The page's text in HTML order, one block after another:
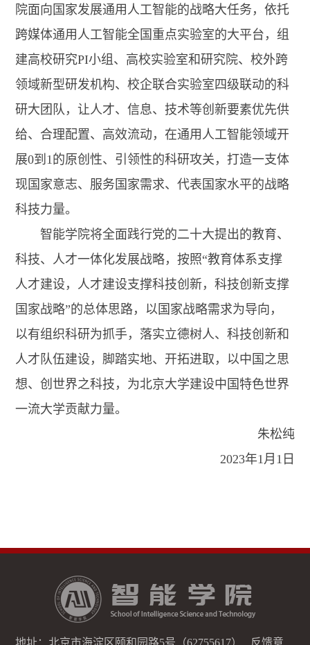
院面向国家发展通用人工智能的战略大任务，依托
跨媒体通用人工智能全国重点实验室的大平台，组
建高校研究PI小组、高校实验室和研究院、校外跨
领域新型研发机构、校企联合实验室四级联动的科
研大团队，让人才、信息、技术等创新要素优先供
给、合理配置、高效流动，在通用人工智能领域开
展0到1的原创性、引领性的科研攻关，打造一支体
现国家意志、服务国家需求、代表国家水平的战略
科技力量。
智能学院将全面践行党的二十大提出的教育、
科技、人才一体化发展战略，按照“教育体系支撑
人才建设，人才建设支撑科技创新，科技创新支撑
国家战略”的总体思路，以国家战略需求为导向，
以有组织科研为抓手，落实立德树人、科技创新和
人才队伍建设，脚踏实地、开拓进取，以中国之思
想、创世界之科技，为北京大学建设中国特色世界
一流大学贡献力量。
朱松纯
2023年1月1日
地址：北京市海淀区颐和园路5号（62755617） 反馈意